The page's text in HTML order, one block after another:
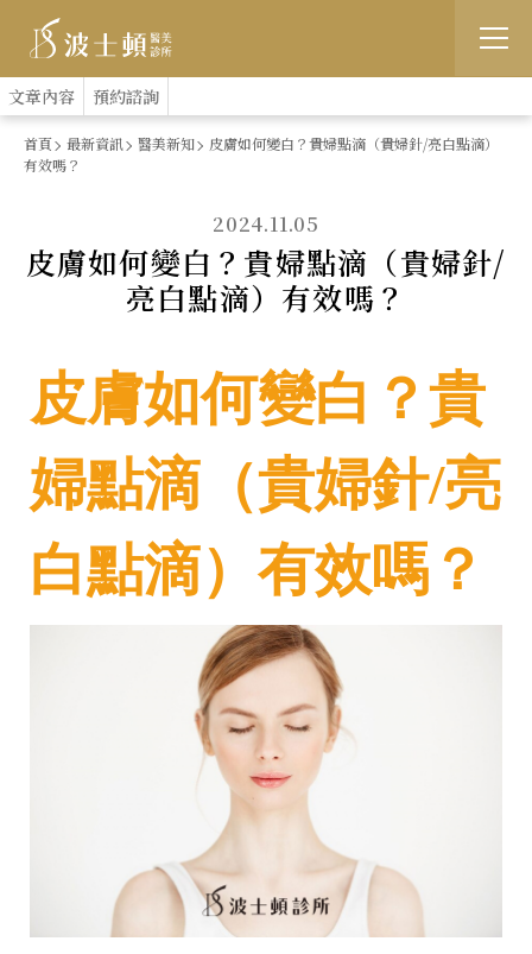
跳
:::
文章內容 預約諮詢
首頁 最新資訊 醫美新知
皮膚如何變白？貴婦點滴（貴婦針/亮白點滴）
有效嗎？
2024.11.05
皮膚如何變白？貴婦點滴（貴婦針/
亮白點滴）有效嗎？
皮膚如何變白？貴
婦點滴（貴婦針/亮
白點滴）有效嗎？